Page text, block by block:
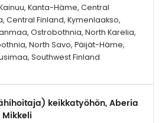
Kanta-Häme, Central
Central Finland, Kymenlaakso,
Ostrobothnia, North Karelia,
North Savo, Päijät-Häme,
Southwest Finland
keikkatyöhön, Aberia
Mikkeli